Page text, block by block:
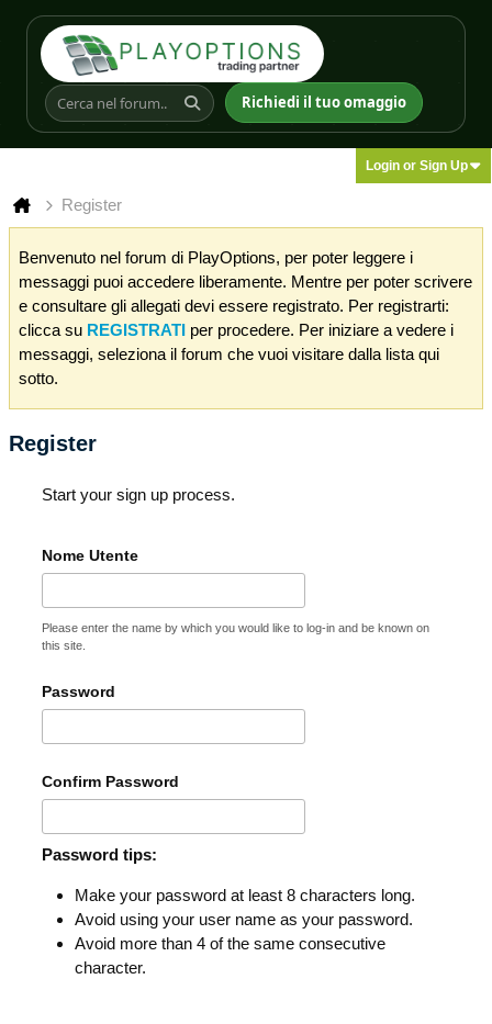
Richiedi il tuo omaggio
Login or Sign Up
Register
Benvenuto nel forum di PlayOptions, per poter leggere i
messaggi puoi accedere liberamente. Mentre per poter scrivere
e consultare gli allegati devi essere registrato. Per registrarti:
clicca su REGISTRATI per procedere. Per iniziare a vedere i
messaggi, seleziona il forum che vuoi visitare dalla lista qui
sotto.
Register
Start your sign up process.
Nome Utente
Please enter the name by which you would like to log-in and be known on
this site.
Password
Confirm Password
Password tips:
Make your password at least 8 characters long.
Avoid using your user name as your password.
Avoid more than 4 of the same consecutive
character.